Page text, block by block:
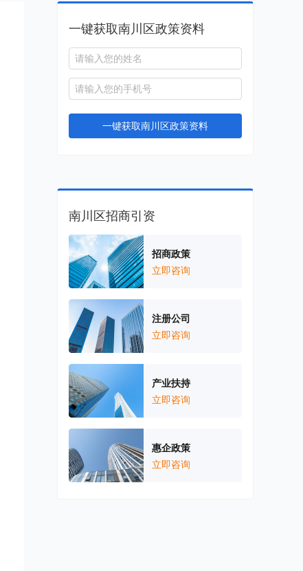
一键获取南川区政策资料
一键获取南川区政策资料
南川区招商引资
招商政策
立即咨询
注册公司
立即咨询
产业扶持
立即咨询
惠企政策
立即咨询